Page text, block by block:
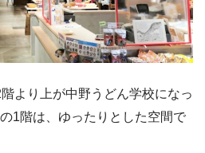
より上が中野うどん学校になっ
1階は、ゆったりとした空間で